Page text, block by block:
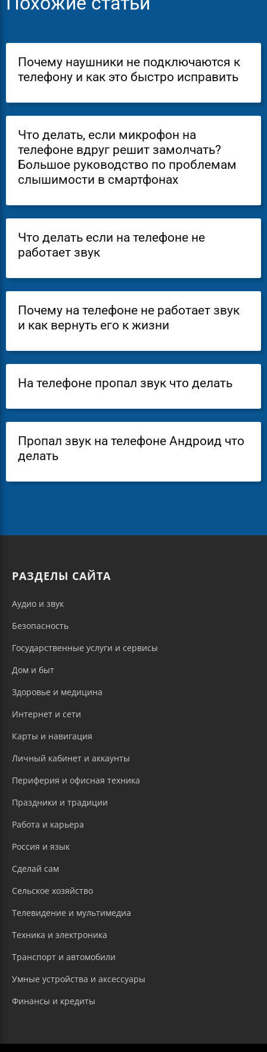
Почему наушники не подключаются к
телефону и как это быстро исправить
Что делать, если микрофон на
телефоне вдруг решит замолчать?
Большое руководство по проблемам
слышимости в смартфонах
Что делать если на телефоне не
работает звук
Почему на телефоне не работает звук
и как вернуть его к жизни
На телефоне пропал звук что делать
Пропал звук на телефоне Андроид что
делать
РАЗДЕЛЫ САЙТА
Аудио и звук
Безопасность
Государственные услуги и сервисы
Дом и быт
Здоровье и медицина
Интернет и сети
Карты и навигация
Личный кабинет и аккаунты
Периферия и офисная техника
Праздники и традиции
Работа и карьера
Россия и язык
Сделай сам
Сельское хозяйство
Телевидение и мультимедиа
Техника и электроника
Транспорт и автомобили
Умные устройства и аксессуары
Финансы и кредиты